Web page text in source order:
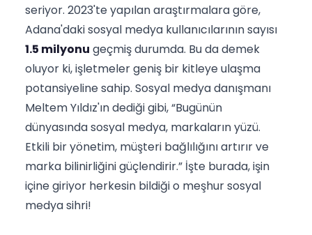
seriyor. 2023'te yapılan araştırmalara göre,
Adana'daki sosyal medya kullanıcılarının sayısı
1.5 milyonu geçmiş durumda. Bu da demek
oluyor ki, işletmeler geniş bir kitleye ulaşma
potansiyeline sahip. Sosyal medya danışmanı
Meltem Yıldız'ın dediği gibi, “Bugünün
dünyasında sosyal medya, markaların yüzü.
Etkili bir yönetim, müşteri bağlılığını artırır ve
marka bilinirliğini güçlendirir.” İşte burada, işin
içine giriyor herkesin bildiği o meşhur sosyal
medya sihri!